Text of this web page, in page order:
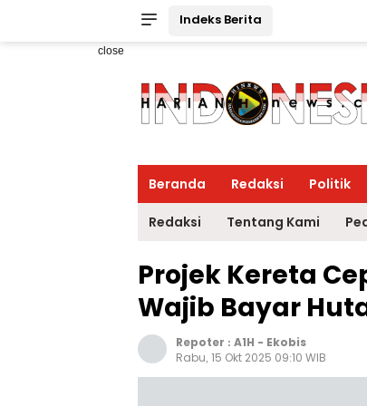
Indeks Berita
close
Beranda Redaksi Politik
Redaksi Tentang Kami
Projek Kereta
Wajib Bayar
Repoter : A1H - Ekobis
Rabu, 15 Okt 2025 09:10 WIB